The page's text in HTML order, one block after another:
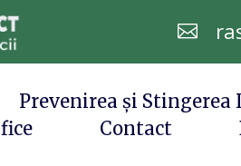

Prevenirea și Stingerea
Contact